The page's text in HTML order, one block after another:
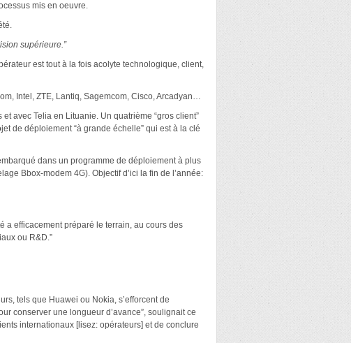
mis en oeuvre.
supérieure.”
est tout à la fois acolyte technologique, client,
Intel, ZTE, Lantiq, Sagemcom, Cisco, Arcadyan…
avec Telia en Lituanie. Un quatrième “gros client”
de déploiement “à grande échelle” qui est à la clé
dans un programme de déploiement à plus
Bbox-modem 4G). Objectif d’ici la fin de l’année:
a efficacement préparé le terrain, au cours des
ou R&D.”
tels que Huawei ou Nokia, s’efforcent de
conserver une longueur d’avance”, soulignait ce
internationaux [lisez: opérateurs] et de conclure